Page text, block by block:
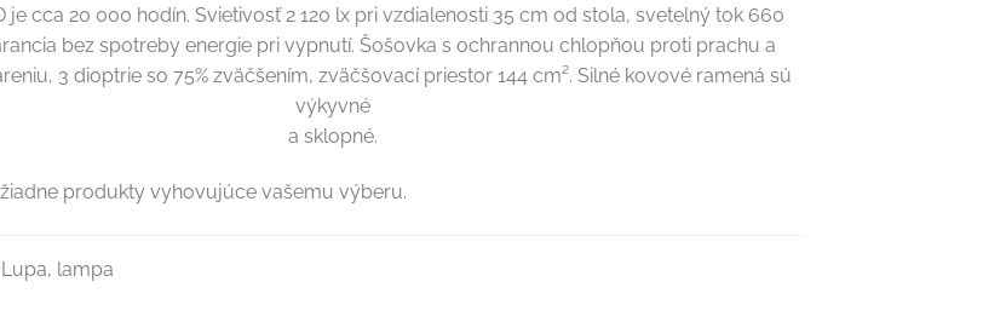
je cca 20 000 hodín. Svietivosť 2 120 lx pri vzdialenosti 35 cm od stola, svetelný tok 660
bez spotreby energie pri vypnutí. Šošovka s ochrannou chlopňou proti prachu a
3 dioptrie so 75% zväčšením, zväčšovací priestor 144 cm². Silné kovové ramená sú
výkyvné
a sklopné.
produkty vyhovujúce vašemu výberu.
lampa